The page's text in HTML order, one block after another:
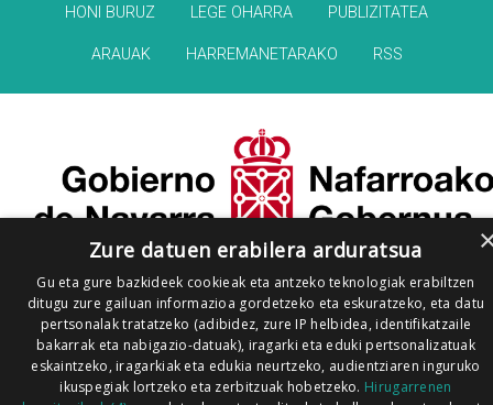
HONI BURUZ LEGE OHARRA PUBLIZITATEA
ARAUAK HARREMANETARAKO RSS
Zure datuen erabilera arduratsua
Gu eta gure bazkideek cookieak eta antzeko teknologiak erabiltzen
ditugu zure gailuan informazioa gordetzeko eta eskuratzeko, eta datu
pertsonalak tratatzeko (adibidez, zure IP helbidea, identifikatzaile
bakarrak eta nabigazio-datuak), iragarki eta eduki pertsonalizatuak
eskaintzeko, iragarkiak eta edukia neurtzeko, audientziaren inguruko
ikuspegiak lortzeko eta zerbitzuak hobetzeko. Hirugarrenen